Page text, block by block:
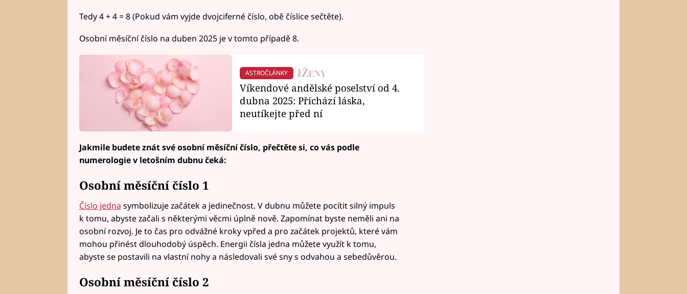
Tedy 4 + 4 = 8 (Pokud vám vyjde dvojciferné číslo, obě číslice sečtěte).
Osobní měsíční číslo na duben 2025 je v tomto případě 8.
ASTROČLÁNKY
Víkendové andělské poselství od 4.
dubna 2025: Přichází láska,
neutíkejte před ní
Jakmile budete znát své osobní měsíční číslo, přečtěte si, co vás podle
numerologie v letošním dubnu čeká:
Osobní měsíční číslo 1
Číslo jedna symbolizuje začátek a jedinečnost. V dubnu můžete pocítit silný impuls
k tomu, abyste začali s některými věcmi úplně nově. Zapomínat byste neměli ani na
osobní rozvoj. Je to čas pro odvážné kroky vpřed a pro začátek projektů, které vám
mohou přinést dlouhodobý úspěch. Energii čísla jedna můžete využít k tomu,
abyste se postavili na vlastní nohy a následovali své sny s odvahou a sebedůvěrou.
Osobní měsíční číslo 2